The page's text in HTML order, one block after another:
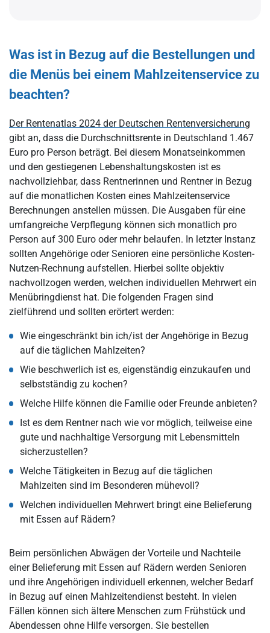
Was ist in Bezug auf die Bestellungen und
die Menüs bei einem Mahlzeitenservice zu
beachten?
Der Rentenatlas 2024 der Deutschen Rentenversicherung
gibt an, dass die Durchschnittsrente in Deutschland 1.467
Euro pro Person beträgt. Bei diesem Monatseinkommen
und den gestiegenen Lebenshaltungskosten ist es
nachvollziehbar, dass Rentnerinnen und Rentner in Bezug
auf die monatlichen Kosten eines Mahlzeitenservice
Berechnungen anstellen müssen. Die Ausgaben für eine
umfangreiche Verpflegung können sich monatlich pro
Person auf 300 Euro oder mehr belaufen. In letzter Instanz
sollten Angehörige oder Senioren eine persönliche Kosten-
Nutzen-Rechnung aufstellen. Hierbei sollte objektiv
nachvollzogen werden, welchen individuellen Mehrwert ein
Menübringdienst hat. Die folgenden Fragen sind
zielführend und sollten erörtert werden:
Wie eingeschränkt bin ich/ist der Angehörige in Bezug
auf die täglichen Mahlzeiten?
Wie beschwerlich ist es, eigenständig einzukaufen und
selbstständig zu kochen?
Welche Hilfe können die Familie oder Freunde anbieten?
Ist es dem Rentner nach wie vor möglich, teilweise eine
gute und nachhaltige Versorgung mit Lebensmitteln
sicherzustellen?
Welche Tätigkeiten in Bezug auf die täglichen
Mahlzeiten sind im Besonderen mühevoll?
Welchen individuellen Mehrwert bringt eine Belieferung
mit Essen auf Rädern?
Beim persönlichen Abwägen der Vorteile und Nachteile
einer Belieferung mit Essen auf Rädern werden Senioren
und ihre Angehörigen individuell erkennen, welcher Bedarf
in Bezug auf einen Mahlzeitendienst besteht. In vielen
Fällen können sich ältere Menschen zum Frühstück und
Abendessen ohne Hilfe versorgen. Sie bestellen